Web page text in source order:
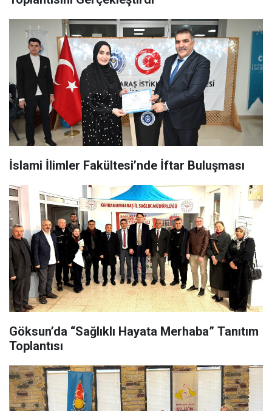
İslami İlimler Fakültesi’nde İftar Buluşması
Göksun’da “Sağlıklı Hayata Merhaba” Tanıtım
Toplantısı